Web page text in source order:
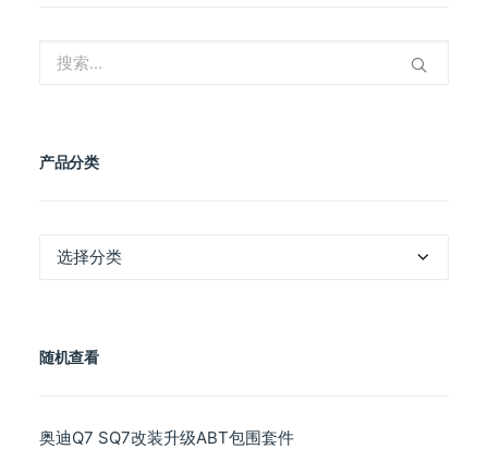
产品分类
随机查看
奥迪Q7 SQ7改装升级ABT包围套件